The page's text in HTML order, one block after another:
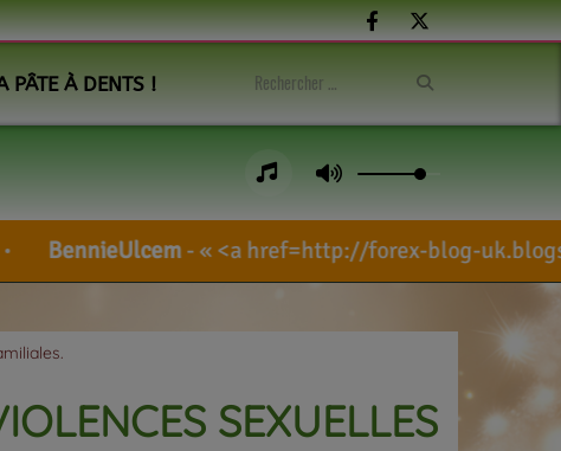
PÂTE À DENTS !
<a href=http://forex-blog-uk.blogspot.com/
SEXUELLES